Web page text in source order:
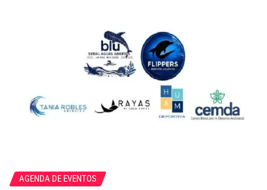
AGENDA DE EVENTOS